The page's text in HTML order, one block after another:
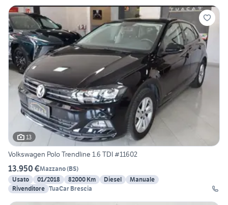
13
Volkswagen Polo Trendline 1.6 TDI #11602
13.950 €Mazzano(BS)
Usato
01/2018 82000 Km Diesel
Manuale
Rivenditore TuaCar Brescia